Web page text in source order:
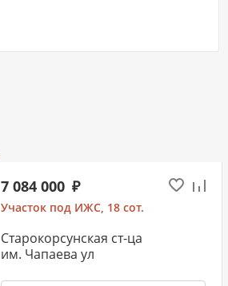
7 084 000
Участок под ИЖС, 18 сот.
Старокорсунская ст-ца
им. Чапаева ул